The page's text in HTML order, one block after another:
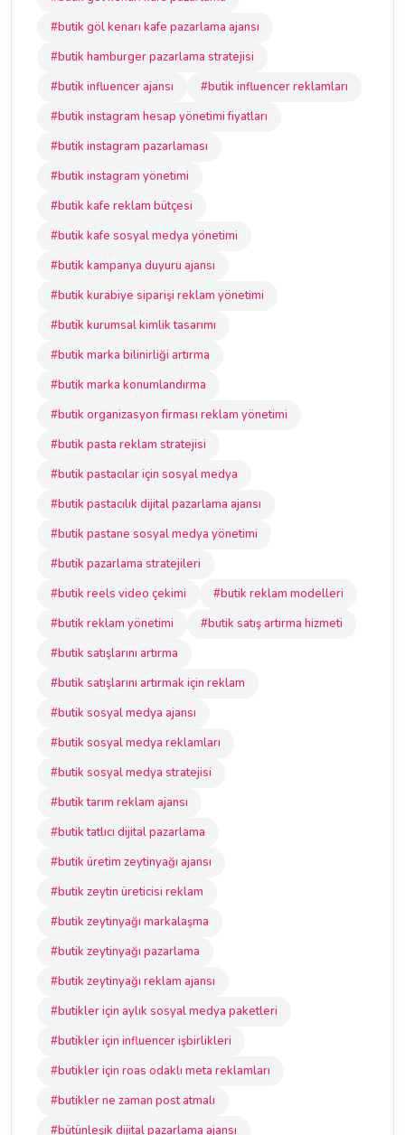
#butik göl kenarı kafe pazarlama ajansı
#butik hamburger pazarlama stratejisi
#butik influencer ajansı
#butik influencer reklamları
#butik instagram hesap yönetimi fiyatları
#butik instagram pazarlaması
#butik instagram yönetimi
#butik kafe reklam bütçesi
#butik kafe sosyal medya yönetimi
#butik kampanya duyuru ajansı
#butik kurabiye siparişi reklam yönetimi
#butik kurumsal kimlik tasarımı
#butik marka bilinirliği artırma
#butik marka konumlandırma
#butik organizasyon firması reklam yönetimi
#butik pasta reklam stratejisi
#butik pastacılar için sosyal medya
#butik pastacılık dijital pazarlama ajansı
#butik pastane sosyal medya yönetimi
#butik pazarlama stratejileri
#butik reels video çekimi
#butik reklam modelleri
#butik reklam yönetimi
#butik satış artırma hizmeti
#butik satışlarını artırma
#butik satışlarını artırmak için reklam
#butik sosyal medya ajansı
#butik sosyal medya reklamları
#butik sosyal medya stratejisi
#butik tarım reklam ajansı
#butik tatlıcı dijital pazarlama
#butik üretim zeytinyağı ajansı
#butik zeytin üreticisi reklam
#butik zeytinyağı markalaşma
#butik zeytinyağı pazarlama
#butik zeytinyağı reklam ajansı
#butikler için aylık sosyal medya paketleri
#butikler için influencer işbirlikleri
#butikler için roas odaklı meta reklamları
#butikler ne zaman post atmalı
#bütünleşik dijital pazarlama ajansı